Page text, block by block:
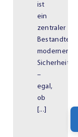
ist
ein
zentraler
Bestandteil
moderner
–
egal,
ob
[...]